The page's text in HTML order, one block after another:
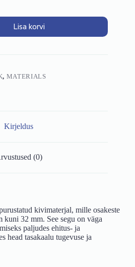
Lisa korvi
, MATERIALS
Kirjeldus
(0)
kivimaterjal, mille osakeste
kuni 32 mm. See segu on väga
paljudes ehitus- ja
head tasakaalu tugevuse ja